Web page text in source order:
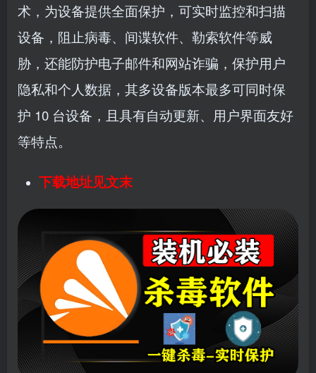
术，为设备提供全面保护，可实时监控和扫描
设备，阻止病毒、间谍软件、勒索软件等威
胁，还能防护电子邮件和网站诈骗，保护用户
隐私和个人数据，其多设备版本最多可同时保
护 10 台设备，且具有自动更新、用户界面友好
等特点。
下载地址见文末